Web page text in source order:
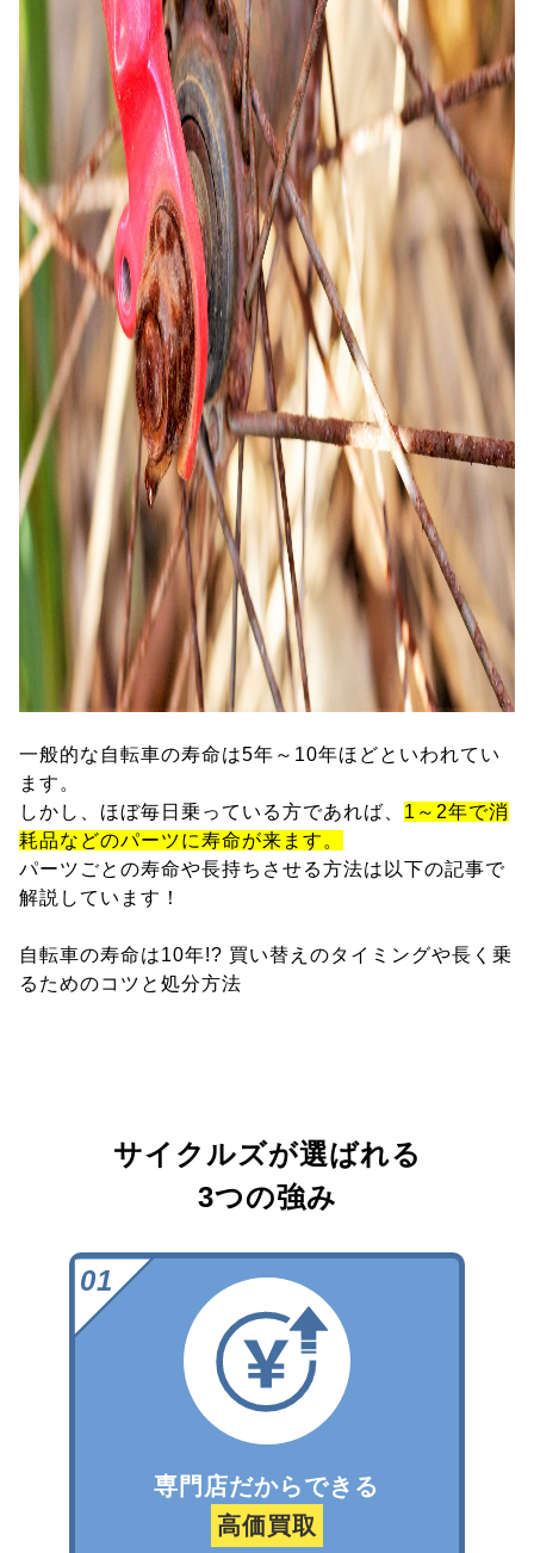
一般的な自転車の寿命は5年～10年ほどといわれてい
ます。
しかし、ほぼ毎日乗っている方であれば、 1～2年で消
耗品などのパーツに寿命が来ます。
パーツごとの寿命や長持ちさせる方法は以下の記事で
解説しています！
自転車の寿命は10年!? 買い替えのタイミングや長く乗
るためのコツと処分方法
サイクルズが選ばれる
3つの強み
専門店だからできる
高価買取